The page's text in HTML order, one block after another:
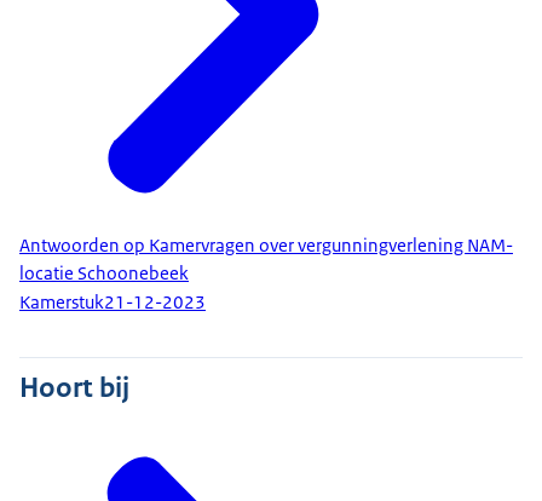
Antwoorden op Kamervragen over vergunningverlening NAM-
locatie Schoonebeek
Kamerstuk21-12-2023
Hoort bij